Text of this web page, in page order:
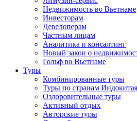
Недвижимость во Вьетнаме
Инвесторам
Девелоперам
Частным лицам
Аналитика и консалтинг
Новый закон о
Гольф во Вьетнаме
Туры
Комбинированные туры
Туры по странам Индокитая
Оздоровительные туры
Активный отдых
Авторские туры